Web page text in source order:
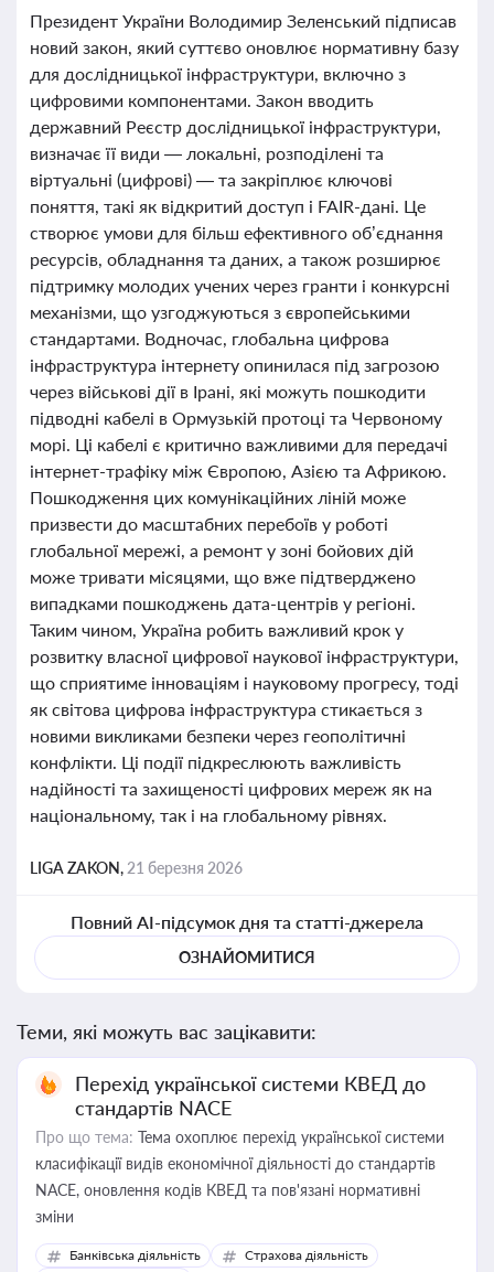
Президент України Володимир Зеленський підписав
новий закон, який суттєво оновлює нормативну базу
для дослідницької інфраструктури, включно з
цифровими компонентами. Закон вводить
державний Реєстр дослідницької інфраструктури,
визначає її види — локальні, розподілені та
віртуальні (цифрові) — та закріплює ключові
поняття, такі як відкритий доступ і FAIR-дані. Це
створює умови для більш ефективного об’єднання
ресурсів, обладнання та даних, а також розширює
підтримку молодих учених через гранти і конкурсні
механізми, що узгоджуються з європейськими
стандартами. Водночас, глобальна цифрова
інфраструктура інтернету опинилася під загрозою
через військові дії в Ірані, які можуть пошкодити
підводні кабелі в Ормузькій протоці та Червоному
морі. Ці кабелі є критично важливими для передачі
інтернет-трафіку між Європою, Азією та Африкою.
Пошкодження цих комунікаційних ліній може
призвести до масштабних перебоїв у роботі
глобальної мережі, а ремонт у зоні бойових дій
може тривати місяцями, що вже підтверджено
випадками пошкоджень дата-центрів у регіоні.
Таким чином, Україна робить важливий крок у
розвитку власної цифрової наукової інфраструктури,
що сприятиме інноваціям і науковому прогресу, тоді
як світова цифрова інфраструктура стикається з
новими викликами безпеки через геополітичні
конфлікти. Ці події підкреслюють важливість
надійності та захищеності цифрових мереж як на
національному, так і на глобальному рівнях.
LIGA ZAKON, 21 березня 2026
Повний AI-підсумок дня та статті-джерела
ОЗНАЙОМИТИСЯ
Теми, які можуть вас зацікавити:
Перехід української системи КВЕД до
стандартів NACE
Про що тема: Тема охоплює перехід української системи
класифікації видів економічної діяльності до стандартів
NACE, оновлення кодів КВЕД та пов'язані нормативні
зміни
Банківська діяльність
Страхова діяльність